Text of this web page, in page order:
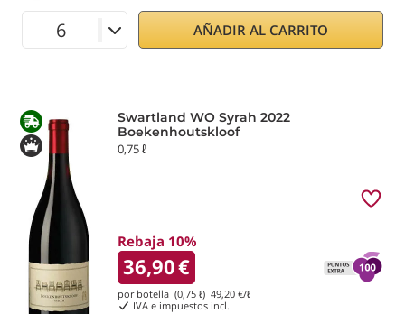
AÑADIR AL CARRITO
Swartland WO Syrah 2022
Boekenhoutskloof
0,75 ℓ
Rebaja 10%
36,90€
por botella (0,75 ℓ) 49,20 €/ℓ
IVA e impuestos incl.